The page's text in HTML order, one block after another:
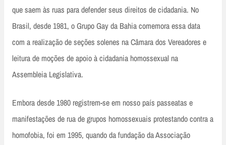
que saem às ruas para defender seus direitos de cidadania. No
Brasil, desde 1981, o Grupo Gay da Bahia comemora essa data
com a realização de seções solenes na Câmara dos Vereadores e
leitura de moções de apoio à cidadania homossexual na
Assembleia Legislativa.
Embora desde 1980 registrem-se em nosso país passeatas e
manifestações de rua de grupos homossexuais protestando contra a
homofobia, foi em 1995, quando da fundação da Associação